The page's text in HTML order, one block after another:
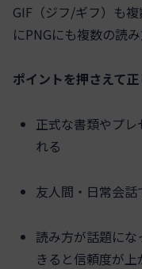
GIF（ジフ/ギフ）も
にPNGにも複数の読
ポイントを押さえて
正式な書類やプ
れる
友人間・日常会
読み方が話題に
きると信頼度が上